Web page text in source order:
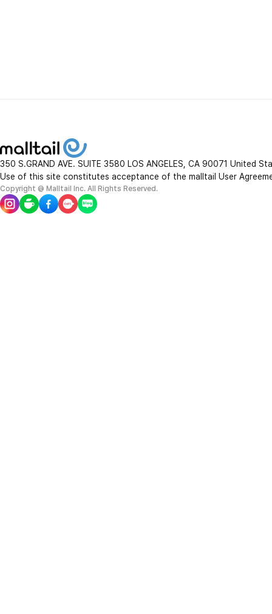
350 S.GRAND AVE. SUITE 3580 LOS ANGELES, CA 90071 United
Use of this site constitutes acceptance of the malltail User
Copyright @ Malltail Inc. All Rights Reserved.